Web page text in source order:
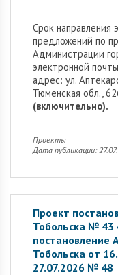
Cрок направления
предложений по
Администрации
электронной
адрес: ул.
Тюменская обл.,
(включительно).
Проекты
Дата публикации:
Проект
Тобольска № 43
постановление
Тобольска от
27.07.2026 № 48